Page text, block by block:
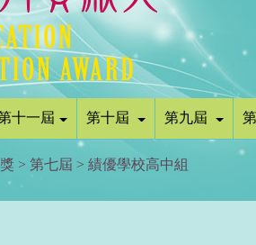
十一屆 第十屆 第九屆
> 第七屆 > 績優學校高中組